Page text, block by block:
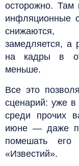
осторожно. Там
инфляционные
снижаются,
замедляется, а
на кадры в
меньше.
Все это
сценарий: уже
среди прочих
июне — даже
помешать
«Известий».